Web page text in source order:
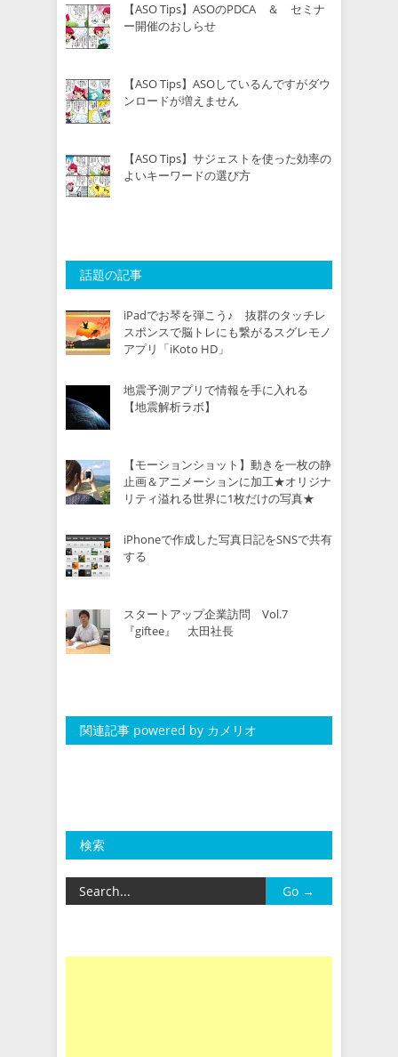
【ASO Tips】ASOのPDCA ＆ セミナ
ー開催のおしらせ
【ASO Tips】ASOしているんですがダウ
ンロードが増えません
【ASO Tips】サジェストを使った効率の
よいキーワードの選び方
話題の記事
iPadでお琴を弾こう♪ 抜群のタッチレ
スポンスで脳トレにも繋がるスグレモノ
アプリ「iKoto HD」
地震予測アプリで情報を手に入れる
【地震解析ラボ】
【モーションショット】動きを一枚の静
止画＆アニメーションに加工★オリジナ
リティ溢れる世界に1枚だけの写真★
iPhoneで作成した写真日記をSNSで共有
する
スタートアップ企業訪問 Vol.7
『giftee』 太田社長
関連記事 powered by カメリオ
検索